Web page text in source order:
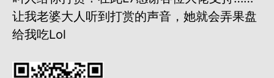
让我老婆大人听到打赏的声音，她就会弄果盘
给我吃lol